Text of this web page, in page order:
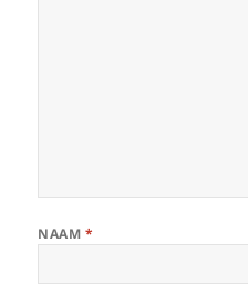
NAAM *